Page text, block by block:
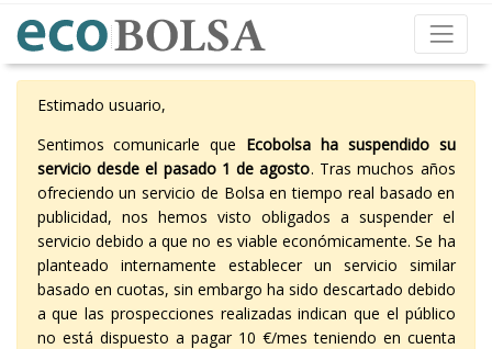
Estimado usuario,
Sentimos comunicarle que Ecobolsa ha suspendido su
servicio desde el pasado 1 de agosto. Tras muchos años
ofreciendo un servicio de Bolsa en tiempo real basado en
publicidad, nos hemos visto obligados a suspender el
servicio debido a que no es viable económicamente. Se ha
planteado internamente establecer un servicio similar
basado en cuotas, sin embargo ha sido descartado debido
a que las prospecciones realizadas indican que el público
no está dispuesto a pagar 10 €/mes teniendo en cuenta